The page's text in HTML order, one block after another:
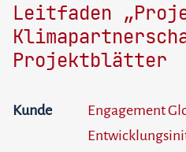
Leitfaden
Projektblätter
Kunde
Engagement